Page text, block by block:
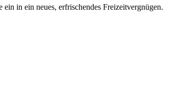
in ein neues, erfrischendes Freizeitvergnügen.